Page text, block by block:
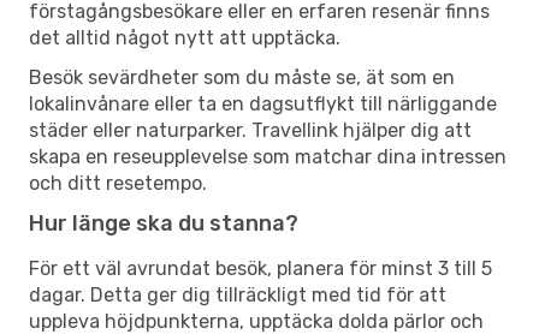
förstagångsbesökare eller en erfaren resenär finns
det alltid något nytt att upptäcka.
Besök sevärdheter som du måste se, ät som en
lokalinvånare eller ta en dagsutflykt till närliggande
städer eller naturparker. Travellink hjälper dig att
skapa en reseupplevelse som matchar dina intressen
och ditt resetempo.
Hur länge ska du stanna?
För ett väl avrundat besök, planera för minst 3 till 5
dagar. Detta ger dig tillräckligt med tid för att
uppleva höjdpunkterna, upptäcka dolda pärlor och